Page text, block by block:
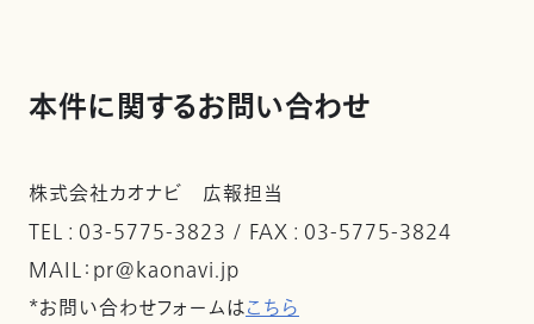
本件に関するお問い合わせ
株式会社カオナビ 広報担当
TEL : 03-5775-3823 / FAX : 03-5775-3824
MAIL：pr@kaonavi.jp
*お問い合わせフォームはこちら